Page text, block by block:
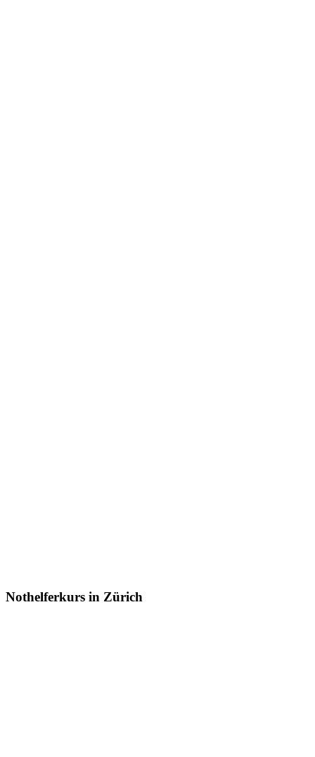
Nothelferkurs in Zürich